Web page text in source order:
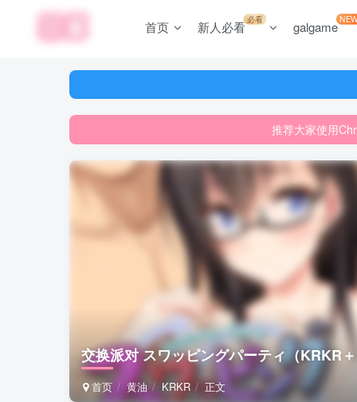
首页 新人必看必看 galgame
推荐大家使用
网站
推荐大家使用
交换派对 スワッピングパーティ（KRKR
首页 黄油 KRKR 正文